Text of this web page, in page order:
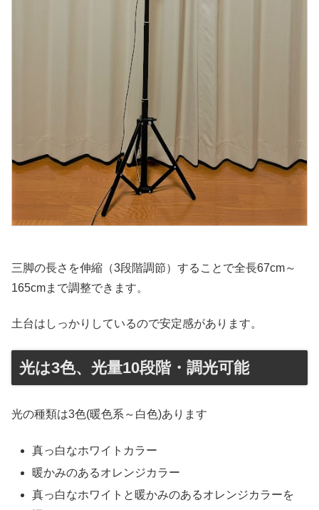
三脚の長さを伸縮（3段階調節）することで全長67cm～
165cmまで調整できます。
土台はしっかりしているので安定感があります。
光は3色、光量10段階・調光可能
光の種類は3色(暖色系～白色)あります
真っ白なホワイトカラー
暖かみのあるオレンジカラー
真っ白なホワイトと暖かみのあるオレンジカラーを